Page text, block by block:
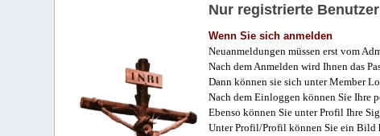
Nur registrierte
Wenn Sie sich anmelden
Neuanmeldungen müssen erst vom
Nach dem Anmelden wird Ihnen das
Dann können sie sich unter Member
Nach dem Einloggen können Sie Ihre
Ebenso können Sie unter Profil Ihre
Unter Profil/Profil können Sie ein Bild